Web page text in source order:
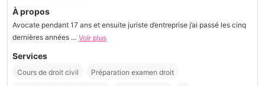
À propos
Avocate pendant 17 ans et ensuite juriste d’entreprise j’ai passé les cinq
dernières années ... Voir plus
Services
Cours de droit civil Préparation examen droit